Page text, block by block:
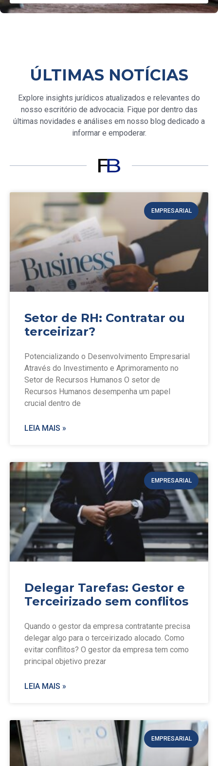
ÚLTIMAS NOTÍCIAS
Explore insights jurídicos atualizados e relevantes do
nosso escritório de advocacia. Fique por dentro das
últimas novidades e análises em nosso blog dedicado a
informar e empoderar.
EMPRESARIAL
Setor de RH: Contratar ou
terceirizar?
Potencializando o Desenvolvimento Empresarial
Através do Investimento e Aprimoramento no
Setor de Recursos Humanos O setor de
Recursos Humanos desempenha um papel
crucial dentro de
LEIA MAIS »
EMPRESARIAL
Delegar Tarefas: Gestor e
Terceirizado sem conflitos
Quando o gestor da empresa contratante precisa
delegar algo para o terceirizado alocado. Como
evitar conflitos? O gestor da empresa tem como
principal objetivo prezar
LEIA MAIS »
EMPRESARIAL